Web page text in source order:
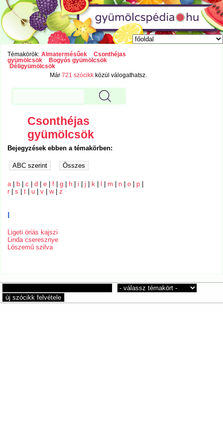
Témakörök: Almatermésűek
Csonthéjas
gyümölcsök
Bogyós gyümölcsök
Déligyümölcsök
Már721 szócikk közül válogathatsz.
Csonthéjas
gyümölcsök
Bejegyzések ebben a témakörben:
a |b |c |d |e |f |g | h |i |j |k |l |m |n |o |p |
r |s |t |u |v |w|z
Ligeti óriás kajszi
Linda cseresznye
Lószemű szilva